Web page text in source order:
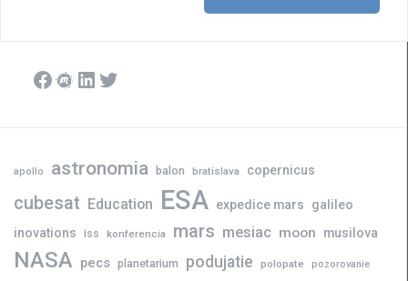
Facebook
Meetup
LinkedIn
Twitter
apollo astronomia balon bratislava copernicus
cubesat Education ESA expedice mars
galileo
inovations iss konferencia mars mesiac moon musilova
NASA pecs planetarium podujatie polopate pozorovanie